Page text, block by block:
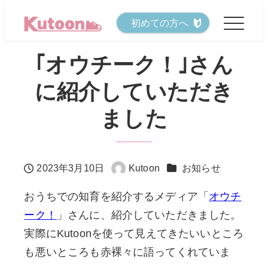
初めての方へ
｢オウチーク！｣さん
に紹介していただき
ました
投稿日
2023年3月10日
著
者
Kutoon カテゴリー
お知らせ
おうちでの知育を紹介するメディア「 オウチ
ーク！
」さんに、紹介していただきました。
実際にKutoonを使って見えてきたいいところ
も悪いところも赤裸々に語ってくれていま